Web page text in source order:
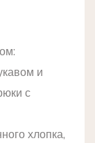
и
с
хлопка,